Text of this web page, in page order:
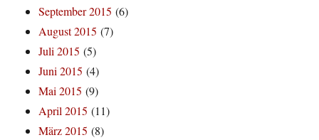
September 2015 (6)
August 2015 (7)
Juli 2015 (5)
Juni 2015 (4)
Mai 2015 (9)
April 2015 (11)
März 2015 (8)